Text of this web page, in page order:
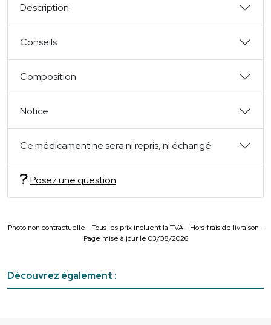
Description
Conseils
Composition
Notice
Ce médicament ne sera ni repris, ni échangé
Posez une question
Photo non contractuelle - Tous les prix incluent la TVA - Hors frais de livraison -
Page mise à jour le 03/08/2026
Découvrez également :